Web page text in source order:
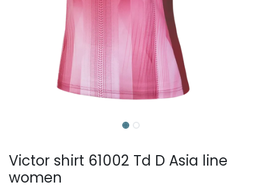
Victor shirt 61002 Td D Asia line
women